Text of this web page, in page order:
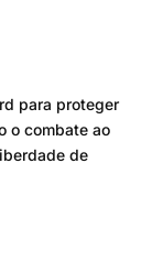
para proteger
o combate ao
de